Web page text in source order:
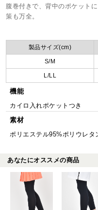
腹巻付きで、背中のポケット
策も万全。
製品サイズ(cm)
S/M
L/LL
機能
カイロ入れポケットつき
素材
ポリエステル95%ポリウレタ
あなたにオススメの商品